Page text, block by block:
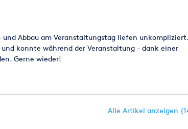
Abbau am Veranstaltungstag liefen unkompliziert.
konnte während der Veranstaltung - dank einer
Gerne wieder!
Alle Artikel anzeigen